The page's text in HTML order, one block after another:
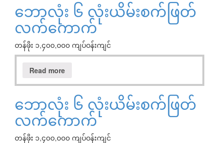
ဘောလုံး ၆ လုံးယိမ်းစက်ဖြတ်
လက်ကောက်
တန်ဖိုး ၁,၄၀၀,၀၀၀ ကျပ်ဝန်းကျင်
Read more
ဘောလုံး ၆ လုံးယိမ်းစက်ဖြတ်
လက်ကောက်
တန်ဖိုး ၁,၄၀၀,၀၀၀ ကျပ်ဝန်းကျင်